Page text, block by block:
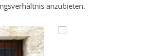
anzubieten.